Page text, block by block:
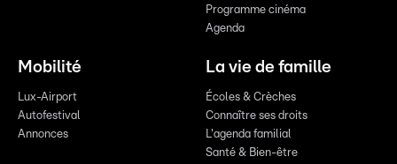
Programme cinéma
Agenda
Mobilité
Lux-Airport
Autofestival
Annonces
La vie de famille
Écoles & Crèches
Connaître ses droits
L'agenda familial
Santé & Bien-être